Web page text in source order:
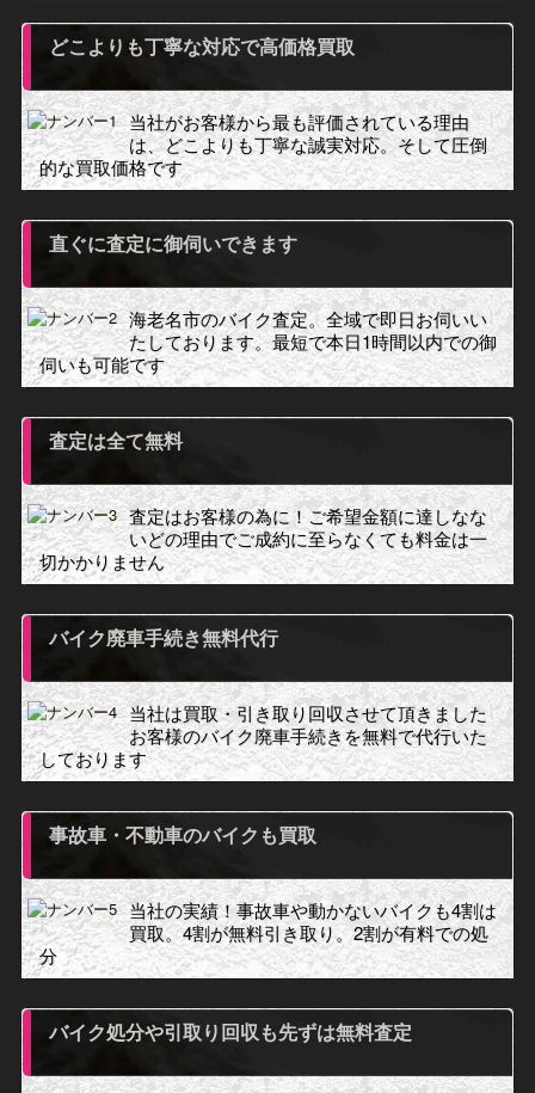
どこよりも丁寧な対応で高価格買取
当社がお客様から最も評価されている理由
は、どこよりも丁寧な誠実対応。そして圧倒
的な買取価格です
直ぐに査定に御伺いできます
海老名市のバイク査定。全域で即日お伺いい
たしております。最短で本日1時間以内での御
伺いも可能です
査定は全て無料
査定はお客様の為に！ご希望金額に達しなな
いどの理由でご成約に至らなくても料金は一
切かかりません
バイク廃車手続き無料代行
当社は買取・引き取り回収させて頂きました
お客様のバイク廃車手続きを無料で代行いた
しております
事故車・不動車のバイクも買取
当社の実績！事故車や動かないバイクも4割は
買取。4割が無料引き取り。2割が有料での処
分
バイク処分や引取り回収も先ずは無料査定